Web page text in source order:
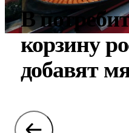
В
корзину
добавят